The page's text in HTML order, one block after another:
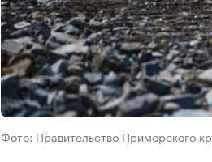
Фото: Правительство Приморского